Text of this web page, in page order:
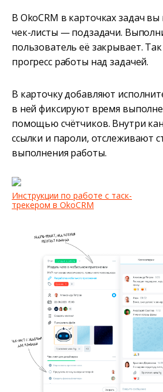
В OkoCRM в карточках задач
чек-листы — подзадачи.
пользователь её закрывает.
прогресс работы над задачей.
В карточку добавляют
в ней фиксируют время
помощью счётчиков. Внутри
ссылки и пароли, отслеживают
выполнения работы.
Инструкции по работе с таск-
трекером в OkoCRM